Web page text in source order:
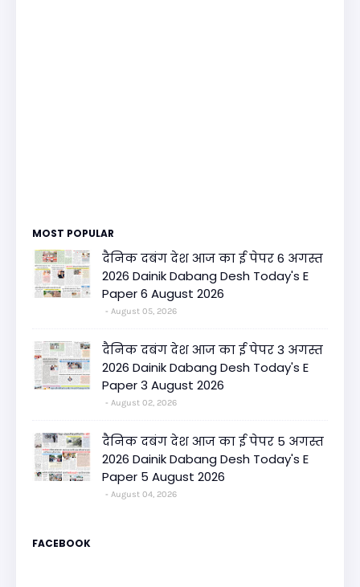
MOST POPULAR
दैनिक दबंग देश आज का ई पेपर 6 अगस्त
2026 Dainik Dabang Desh Today's E
Paper 6 August 2026
August 05, 2026
दैनिक दबंग देश आज का ई पेपर 3 अगस्त
2026 Dainik Dabang Desh Today's E
Paper 3 August 2026
August 02, 2026
दैनिक दबंग देश आज का ई पेपर 5 अगस्त
2026 Dainik Dabang Desh Today's E
Paper 5 August 2026
August 04, 2026
FACEBOOK